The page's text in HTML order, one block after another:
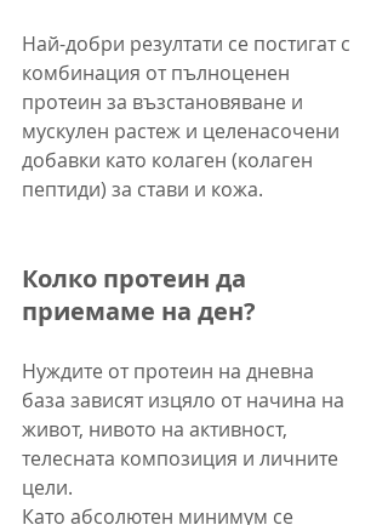
Най-добри резултати се постигат с
комбинация от пълноценен
протеин за възстановяване и
мускулен растеж и целенасочени
добавки като колаген (колаген
пептиди) за стави и кожа.
Колко протеин да
приемаме на ден?
Нуждите от протеин на дневна
база зависят изцяло от начина на
живот, нивото на активност,
телесната композиция и личните
цели.
Като абсолютен минимум се